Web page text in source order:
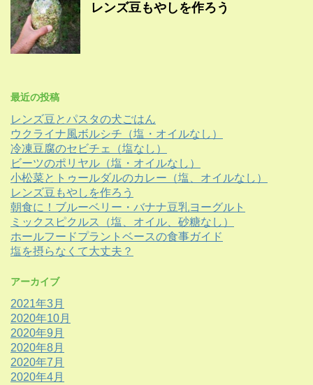
レンズ豆もやしを作ろう
最近の投稿
レンズ豆とパスタの犬ごはん
ウクライナ風ボルシチ（塩・オイルなし）
冷凍豆腐のセビチェ（塩なし）
ビーツのポリヤル（塩・オイルなし）
小松菜とトゥールダルのカレー（塩、オイルなし）
レンズ豆もやしを作ろう
朝食に！ブルーベリー・バナナ豆乳ヨーグルト
ミックスピクルス（塩、オイル、砂糖なし）
ホールフードプラントベースの食事ガイド
塩を摂らなくて大丈夫？
アーカイブ
2021年3月
2020年10月
2020年9月
2020年8月
2020年7月
2020年4月